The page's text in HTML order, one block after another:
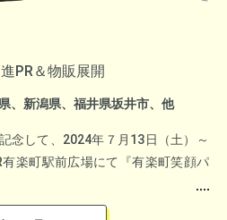
ています
ナが本村市長に相模原市の子育て
PR＆物販展開
、新潟県、福井県坂井市、他
念して、2024年７月13日（土）～
楽町駅前広場にて『有楽町笑顔パ
ス」は青森県・秋田県・新潟県を中